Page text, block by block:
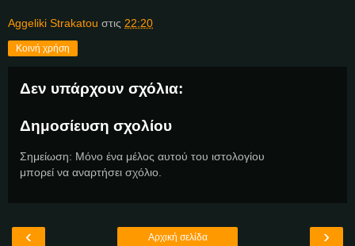
Aggeliki Strakatou στις 22:20
Κοινή χρήση
Δεν υπάρχουν σχόλια:
Δημοσίευση σχολίου
Σημείωση: Μόνο ένα μέλος αυτού του ιστολογίου
μπορεί να αναρτήσει σχόλιο.
‹ ›
Αρχική σελίδα